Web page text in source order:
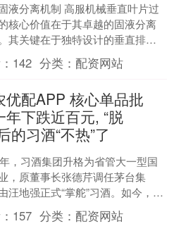
液分离机制 高服机械垂直叶片过
核心价值在于其卓越的固液分离
其关键在于独特设计的垂直排列
，提供了巨大的有效过滤面积，
闭腔体内形成稳定....
142 分类：配资网站
优配APP 核心单品批
年下跌近百元, “脱
的习酒“不热”了
，习酒集团升格为省管大一型国
，原董事长张德芹调任茅台集
汪地强正式“掌舵”习酒。如今，汪
任公司董事长已近一年。今年上
习酒又迎来新....
157 分类：配资网站